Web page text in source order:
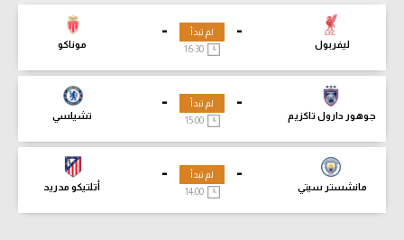
-
ليفربول
-
موناكو
لم تبدأ
-
جوهور دارول تاكزيم
-
تشيلسي
لم تبدأ
15:00
-
مانشستر سيتي
-
أتلتيكو مدريد
لم تبدأ
14:00